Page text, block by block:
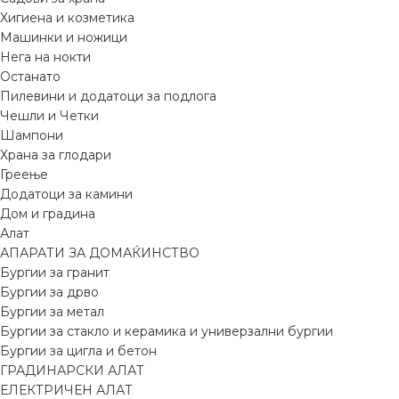
Хигиена и козметика
Машинки и ножици
Нега на нокти
Останато
Пилевини и додатоци за подлога
Чешли и Четки
Шампони
Храна за глодари
Греење
Додатоци за камини
Дом и градина
Алат
АПАРАТИ ЗА ДОМАЌИНСТВО
Бургии за гранит
Бургии за дрво
Бургии за метал
Бургии за стакло и керамика и универзални бургии
Бургии за цигла и бетон
ГРАДИНАРСКИ АЛАТ
ЕЛЕКТРИЧЕН АЛАТ